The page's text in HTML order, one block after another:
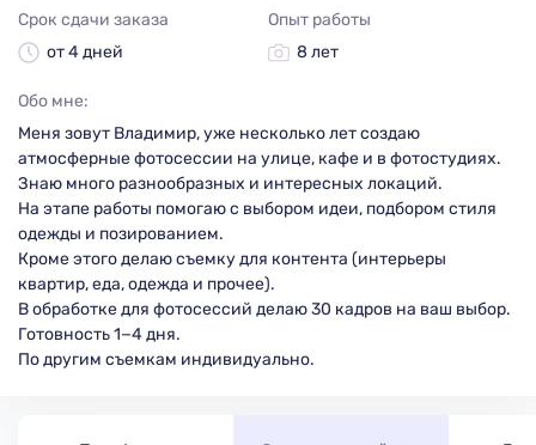
Обо мне:
Меня зовут Владимир, уже несколько лет создаю
атмосферные фотосессии на улице, кафе и в фотостудиях.
Знаю много разнообразных и интересных локаций.
На этапе работы помогаю с выбором идеи, подбором стиля
одежды и позированием.
Кроме этого делаю съемку для контента (интерьеры
квартир, еда, одежда и прочее).
В обработке для фотосессий делаю 30 кадров на ваш выбор.
Готовность 1−4 дня.
Срок сдачи заказа
от 4 дней
Опыт работы
8 лет